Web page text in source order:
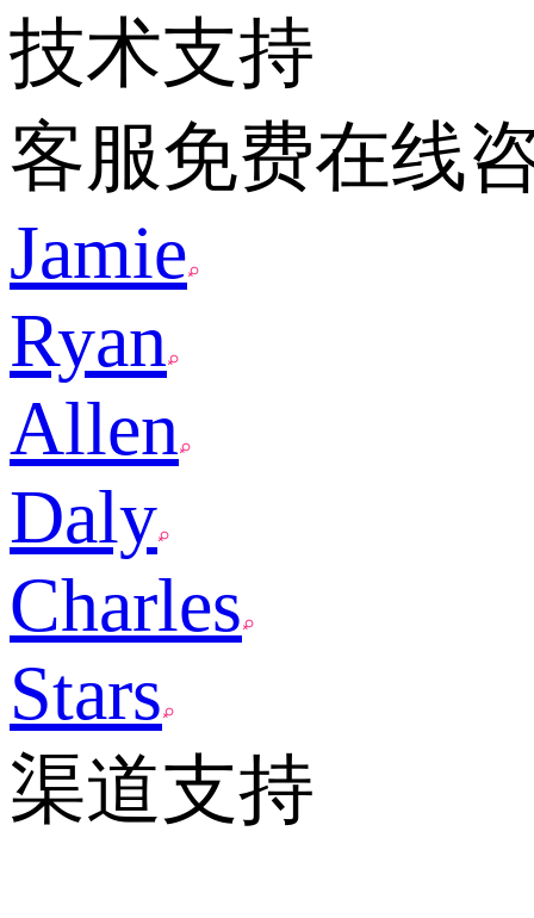
技术支持
客服免费在线
Jamie
Ryan
Allen
Daly
Charles
Stars
渠道支持